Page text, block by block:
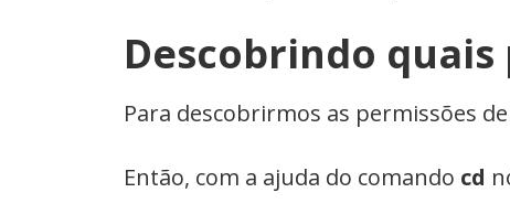
Descobrindo
Para descobrirmos as permissões
Então, com a ajuda do comando cd